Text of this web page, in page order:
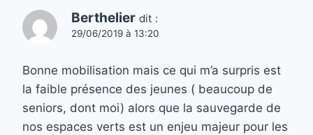
Berthelier dit :
29/06/2019 à 13:20
Bonne mobilisation mais ce qui m’a surpris est
la faible présence des jeunes ( beaucoup de
seniors, dont moi) alors que la sauvegarde de
nos espaces verts est un enjeu majeur pour les